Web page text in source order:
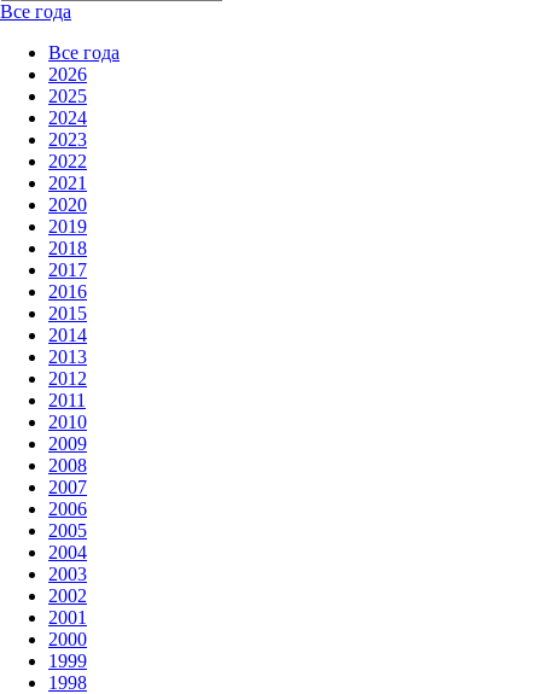
Все года
Все года
2026
2025
2024
2023
2022
2021
2020
2019
2018
2017
2016
2015
2014
2013
2012
2011
2010
2009
2008
2007
2006
2005
2004
2003
2002
2001
2000
1999
1998